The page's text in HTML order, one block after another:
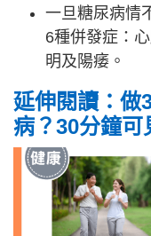
一旦糖尿病情
6種併發症：
明及陽痿。
延伸閱讀：做
病？30分鐘可